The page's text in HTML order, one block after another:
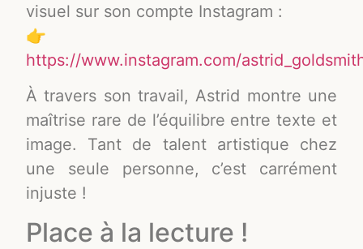
visuel sur son compte Instagram :
👉
https://www.instagram.com/
À travers son travail, Astrid montre une
maîtrise rare de l’équilibre entre texte et
image. Tant de talent artistique chez
une seule personne, c’est carrément
injuste !
Place à la lecture !